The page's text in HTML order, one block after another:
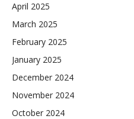
April 2025
March 2025
February 2025
January 2025
December 2024
November 2024
October 2024